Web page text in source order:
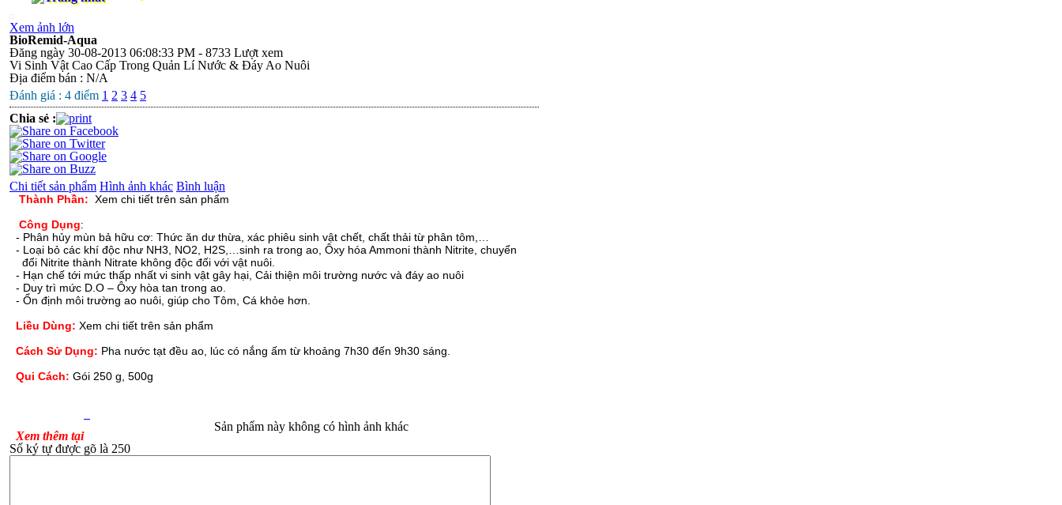
Xem ảnh lớn
BioRemid-Aqua
Đăng ngày 30-08-2013 06:08:33 PM - 8733 Lượt xem
Vi Sinh Vật Cao Cấp Trong Quản Lí Nước & Đáy Ao Nuôi
Địa điểm bán : N/A
Đánh giá : 4 điểm 1 2 3 4 5
Chia sẻ :
Chi tiết sản phẩm Hình ảnh khác Bình luận
Thành Phần: Xem chi tiết trên sản phẩm
Công Dụng:
- Phân hủy mùn bả hữu cơ: Thức ăn dư thừa, xác phiêu sinh vật chết, chất thải từ phân tôm,…
- Loại bỏ các khí độc như NH3, NO2, H2S,…sinh ra trong ao, Ôxy hóa Ammoni thành Nitrite, chuyển
đổi Nitrite thành Nitrate không độc đối với vật nuôi.
- Hạn chế tới mức thấp nhất vi sinh vật gây hại, Cải thiện môi trường nước và đáy ao nuôi
- Duy trì mức D.O – Ôxy hòa tan trong ao.
- Ổn định môi trường ao nuôi, giúp cho Tôm, Cá khỏe hơn.
Liều Dùng: Xem chi tiết trên sản phẩm
Cách Sử Dụng: Pha nước tạt đều ao, lúc có nắng ấm từ khoảng 7h30 đến 9h30 sáng.
Qui Cách: Gói 250 g, 500g
Xem thêm tại
Sản phẩm này không có hình ảnh khác
Số ký tự được gõ là 250